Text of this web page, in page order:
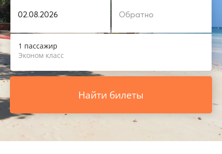
1 пассажир
Эконом класс
Найти билеты